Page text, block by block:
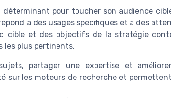
pour toucher son audience
à des usages spécifiques et à des
cible et des objectifs de la stratégie
les plus pertinents.
partager une expertise et
sur les moteurs de recherche et